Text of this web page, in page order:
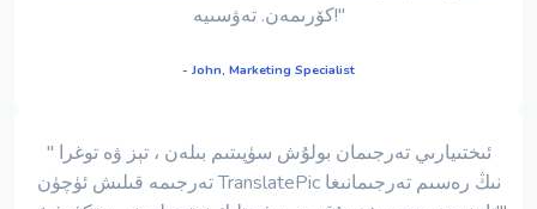
كۆرىمەن. تەۋسىيە!"
- John, Marketing Specialist
" ئىختىيارىي تەرجىمان بولۇش سۈپىتىم بىلەن ، تېز ۋە توغرا
تەرجىمە قىلىش ئۈچۈن TranslatePic نىڭ رەسىم تەرجىمانىغا